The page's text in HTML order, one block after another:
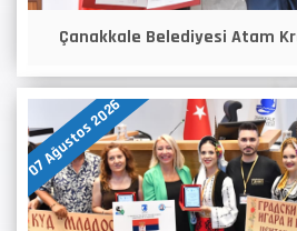
Çanakkale Belediyesi Atam
07 Ağustos 2026